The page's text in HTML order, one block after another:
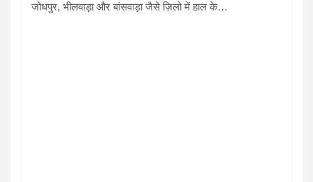
जोधपुर, भीलवाड़ा और बांसवाड़ा जैसे ज़िलो में हाल के…